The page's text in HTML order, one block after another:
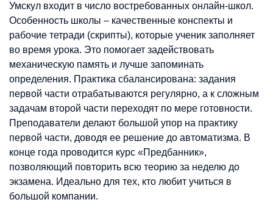
Умскул входит в число востребованных онлайн-школ.
Особенность школы – качественные конспекты и
рабочие тетради (скрипты), которые ученик заполняет
во время урока. Это помогает задействовать
механическую память и лучше запоминать
определения. Практика сбалансирована: задания
первой части отрабатываются регулярно, а к сложным
задачам второй части переходят по мере готовности.
Преподаватели делают большой упор на практику
первой части, доводя ее решение до автоматизма. В
конце года проводится курс «Предбанник»,
позволяющий повторить всю теорию за неделю до
экзамена. Идеально для тех, кто любит учиться в
большой компании.